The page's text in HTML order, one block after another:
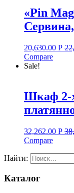
«Pin
20,630.00 Р
Compare
Sale!
Шкаф 2-
32,262.00 Р
Compare
Найти:
Каталог